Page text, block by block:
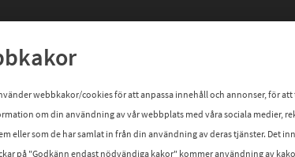
webbkakor/cookies för att anpassa innehåll och annonser, för
om din användning av vår webbplats med våra sociala medier,
eller som de har samlat in från din användning av deras tjänster. Det
på "Godkänn endast nödvändiga kakor" kommer användning av